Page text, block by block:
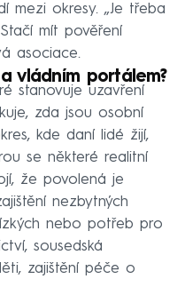
mezi okresy. „Je třeba
mít pověření
asociace.
vládním portálem?
stanovuje uzavření
zda jsou osobní
kde daní lidé žijí,
se některé realitní
že povolená je
nezbytných
nebo potřeb pro
sousedská
zajištění péče o